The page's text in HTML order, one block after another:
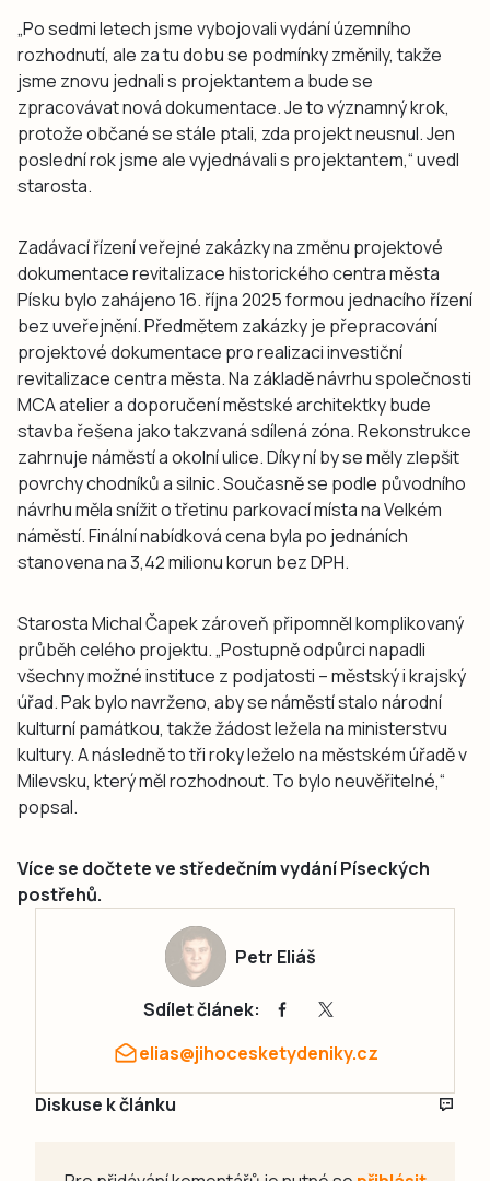
„Po sedmi letech jsme vybojovali vydání územního
rozhodnutí, ale za tu dobu se podmínky změnily, takže
jsme znovu jednali s projektantem a bude se
zpracovávat nová dokumentace. Je to významný krok,
protože občané se stále ptali, zda projekt neusnul. Jen
poslední rok jsme ale vyjednávali s projektantem,“ uvedl
starosta.
Zadávací řízení veřejné zakázky na změnu projektové
dokumentace revitalizace historického centra města
Písku bylo zahájeno 16. října 2025 formou jednacího řízení
bez uveřejnění. Předmětem zakázky je přepracování
projektové dokumentace pro realizaci investiční
revitalizace centra města. Na základě návrhu společnosti
MCA atelier a doporučení městské architektky bude
stavba řešena jako takzvaná sdílená zóna. Rekonstrukce
zahrnuje náměstí a okolní ulice. Díky ní by se měly zlepšit
povrchy chodníků a silnic. Současně se podle původního
návrhu měla snížit o třetinu parkovací místa na Velkém
náměstí. Finální nabídková cena byla po jednáních
stanovena na 3,42 milionu korun bez DPH.
Starosta Michal Čapek zároveň připomněl komplikovaný
průběh celého projektu. „Postupně odpůrci napadli
všechny možné instituce z podjatosti – městský i krajský
úřad. Pak bylo navrženo, aby se náměstí stalo národní
kulturní památkou, takže žádost ležela na ministerstvu
kultury. A následně to tři roky leželo na městském úřadě v
Milevsku, který měl rozhodnout. To bylo neuvěřitelné,“
popsal.
Více se dočtete ve středečním vydání Píseckých
postřehů.
Petr Eliáš
Sdílet článek:
elias@jihocesketydeniky.cz
Diskuse k článku